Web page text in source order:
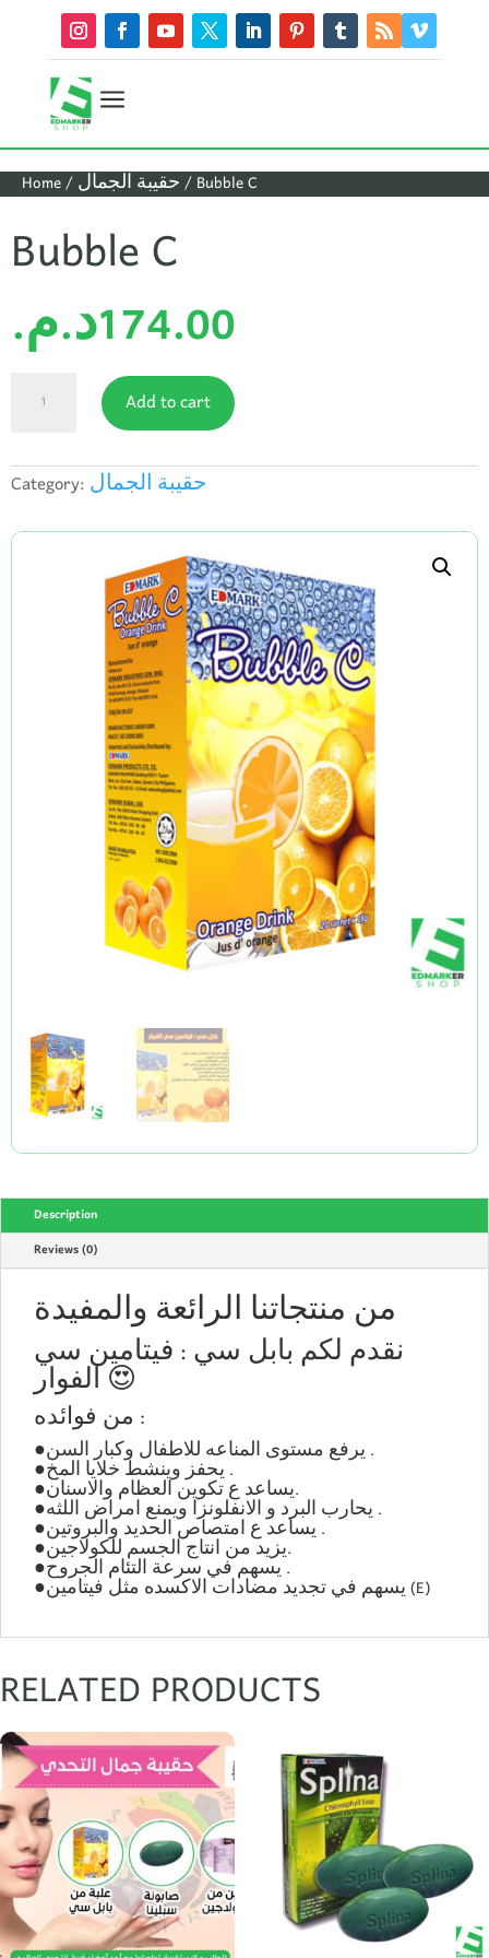
a
Home/حقيبة الجمال/ Bubble C
Bubble C
174.00د.م.
Add to cart
Category:حقيبة الجمال
Description
Reviews (0)
من منتجاتنا الرائعة والمفيدة
نقدم لكم بابل سي : فيتامين سي
الفوار 😍
من فوائده :
●يرفع مستوى المناعه للاطفال وكبار السن .
●يحفز وينشط خلايا المخ .
●يساعد ع تكوين العظام والاسنان.
●يحارب البرد و الانفلونزا ويمنع امراض اللثه .
●يساعد ع امتصاص الحديد والبروتين .
●يزيد من انتاج الجسم للكولاجين.
●يسهم في سرعة التئام الجروح .
●يسهم في تجديد مضادات الاكسده مثل فيتامين (E)
RELATED PRODUCTS